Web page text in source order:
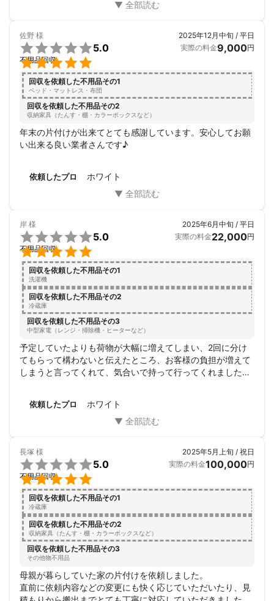
佐野 様


5.0
不用品回収
2025年12月中旬 / 平日
実際の料金9,000円
回収を依頼した不用品その1
ベッド・マットレス・布団
回収を依頼した不用品その2
収納家具（たんす・棚・カラーボックスなど）
年末の片付けが出来てとても感謝しています。安心してお願
い出来る良い業者さんです♪
依頼したプロ ホワイト
岸 様


5.0
不用品回収
2025年6月中旬 / 平日
実際の料金22,000円
回収を依頼した不用品その1
洗濯機
回収を依頼した不用品その2
冷蔵庫
回収を依頼した不用品その3
中型家電（レンジ・掃除機・ヒーターなど）
予定していたよりも荷物が大幅に増えてしまい、2回に分け
てもらって構わないと伝えたところ、お客様の負担が増えて
しまうと言ってくれて、気合いで持って行ってくれました！
また機会があればよろしくお願いします！
依頼したプロ ホワイト
長塚 様


5.0
不用品回収
2025年5月上旬 / 祝日
実際の料金100,000円
回収を依頼した不用品その1
冷蔵庫
回収を依頼した不用品その2
収納家具（たんす・棚・カラーボックスなど）
回収を依頼した不用品その3
その他物不用品
母親が暮らしていた家の片付けを依頼しました。
直前に依頼内容などの変更にも快く応じていただいたり、見